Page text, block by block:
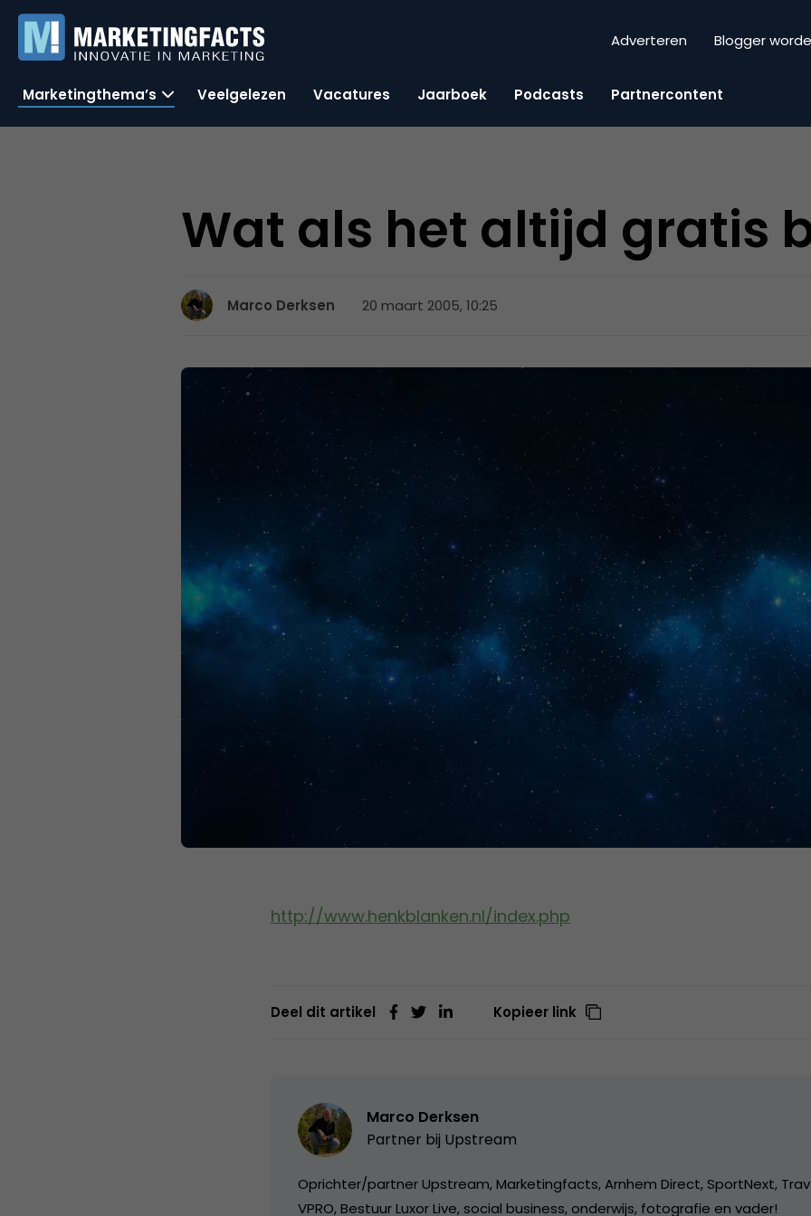
Adverteren Blogger
Marketingthema’s Veelgelezen Vacatures Jaarboek Podcasts Partnercontent
Wat als het altijd gratis
Marco Derksen 20 maart 2005, 10:25
http://www.henkblanken.nl/index.php
Deel dit artikel Kopieer link
Marco Derksen
Partner bij Upstream
Oprichter/partner Upstream, Marketingfacts, Arnhem Direct, SportNext,
VPRO, Bestuur Luxor Live, social business, onderwijs, fotografie en vader!